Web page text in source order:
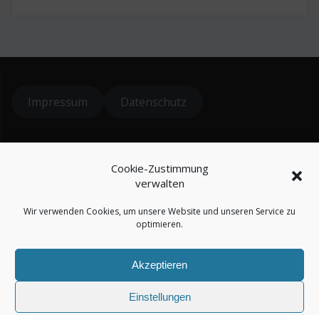
Cookie-Zustimmung
verwalten
Wir verwenden Cookies, um unsere Website und unseren Service zu
optimieren.
Akzeptieren
Einstellungen
Impressum Datenschutz
* = Affiliatelinks / Werbung
koiteichblog